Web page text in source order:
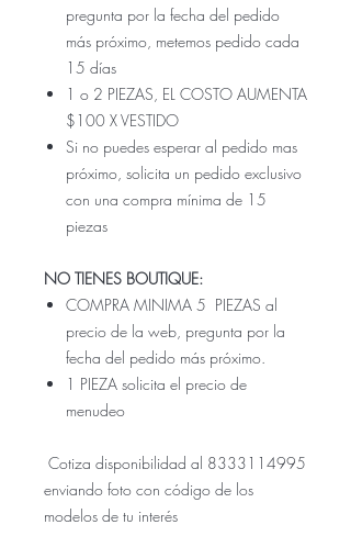
pregunta por la fecha del pedido
más próximo, metemos pedido cada
15 días
1 o 2 PIEZAS, EL COSTO AUMENTA
$100 X VESTIDO
Si no puedes esperar al pedido mas
próximo, solicita un pedido exclusivo
con una compra mínima de 15
piezas
NO TIENES BOUTIQUE:
COMPRA MINIMA 5 PIEZAS al
precio de la web, pregunta por la
fecha del pedido más próximo.
1 PIEZA solicita el precio de
menudeo
Cotiza disponibilidad al 8333114995
enviando foto con código de los
modelos de tu interés